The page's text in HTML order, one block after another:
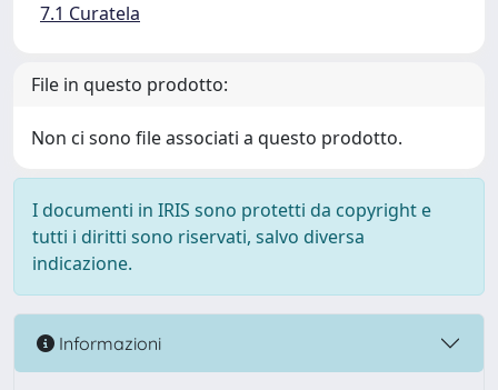
7.1 Curatela
File in questo prodotto:
Non ci sono file associati a questo prodotto.
I documenti in IRIS sono protetti da copyright e
tutti i diritti sono riservati, salvo diversa
indicazione.
Informazioni